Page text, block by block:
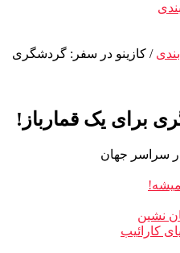
/ کازینو در سفر: گردشگری
برای یک قمارباز!
نشین
کارائیب